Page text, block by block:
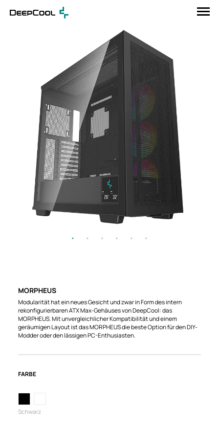
MORPHEUS
Modularität hat ein neues Gesicht und zwar in Form des intern
rekonfigurierbaren ATX Max-Gehäuses von DeepCool: das
MORPHEUS. Mit unvergleichlicher Kompatibilität und einem
geräumigen Layout ist das MORPHEUS die beste Option für den DIY-
Modder oder den lässigen PC-Enthusiasten.
FARBE
Schwarz